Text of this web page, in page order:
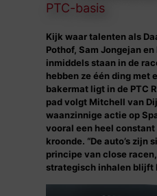
PTC-basis
Kijk waar talenten als
Pothof, Sam Jongejan
inmiddels staan in de
hebben ze één ding met
bakermat ligt in de PTC
pad volgt Mitchell van
waanzinnige actie op
vooral een heel
kroonde. “De auto’s zijn
principe van close
strategisch inhalen blijft